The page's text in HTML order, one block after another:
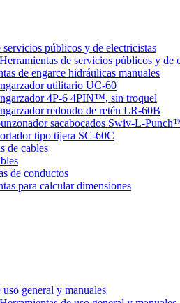
servicios públicos y de electricistas
de servicios públicos y de
de engarce hidráulicas manuales
utilitario UC-60
4P-6 4PIN™, sin troquel
redondo de retén LR-60B
sacabocados Swiv-L-
tipo tijera SC-60C
de cables
de conductos
para calcular dimensiones
general y manuales